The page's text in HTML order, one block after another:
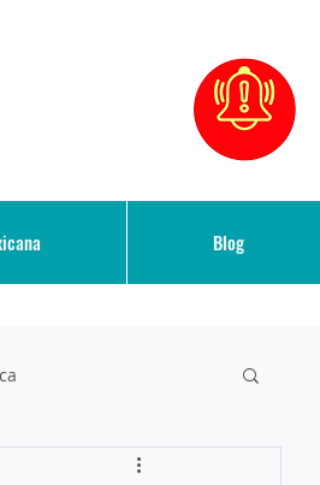
Blog
en Derecho Migratorio